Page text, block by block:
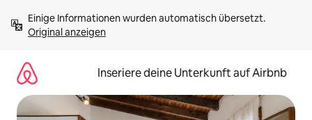
Inhalten
springenOriginal anzeigen
Inseriere deine Unterkunft auf Airbnb